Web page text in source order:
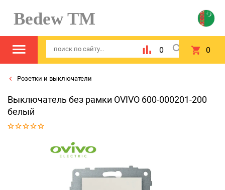
Bedew TM
0 0
Розетки и выключатели
Выключатель без рамки OVIVO 600-000201-200
белый